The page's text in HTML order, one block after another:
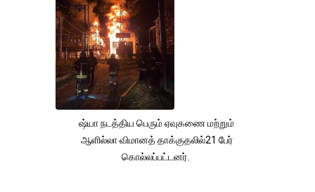
ஷ்யா நடத்திய பெரும் ஏவுகணை மற்றும்
ஆளில்லா விமானத் தாக்குதலில்21 பேர்
கொல்லப்பட்டனர்.